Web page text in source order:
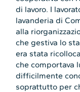
di lavoro. I
lavanderia di
alla
che gestiva lo
era stata
che comportava
difficilmente
soprattutto per